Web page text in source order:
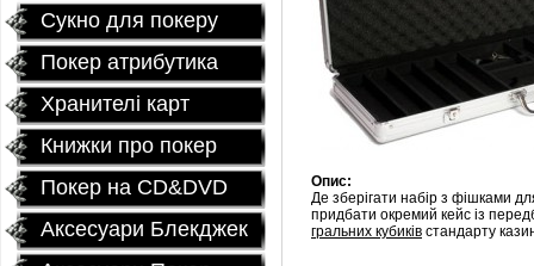
Сукно для покеру
Покер атрибутика
Хранителі карт
Книжки про покер
Покер на CD&DVD
Аксесуари Блекджек
Опис:
Де зберігати набір з фішками
придбати окремий кейс із
гральних кубиків стандарту